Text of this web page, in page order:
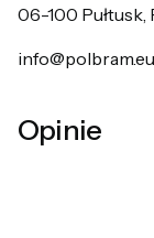
06-100 Pułtusk,
info@polbram.eu
Opinie